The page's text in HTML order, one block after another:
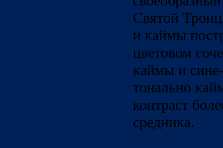
Святой
и каймы
цветовом
каймы и
тонально
контраст
средника.